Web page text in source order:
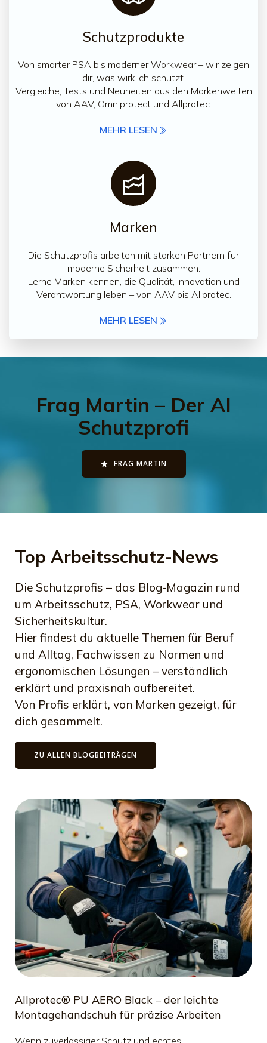
Schutzprodukte
Von smarter PSA bis moderner Workwear – wir zeigen
dir, was wirklich schützt.
Vergleiche, Tests und Neuheiten aus den Markenwelten
von AAV, Omniprotect und Allprotec.
MEHR LESEN
Marken
Die Schutzprofis arbeiten mit starken Partnern für
moderne Sicherheit zusammen.
Lerne Marken kennen, die Qualität, Innovation und
Verantwortung leben – von AAV bis Allprotec.
MEHR LESEN
Frag Martin – Der AI
Schutzprofi
FRAG MARTIN
Top Arbeitsschutz-News
Die Schutzprofis – das Blog-Magazin rund
um Arbeitsschutz, PSA, Workwear und
Sicherheitskultur.
Hier findest du aktuelle Themen für Beruf
und Alltag, Fachwissen zu Normen und
ergonomischen Lösungen – verständlich
erklärt und praxisnah aufbereitet.
Von Profis erklärt, von Marken gezeigt, für
dich gesammelt.
ZU ALLEN BLOGBEITRÄGEN
Allprotec® PU AERO Black – der leichte
Montagehandschuh für präzise Arbeiten
Wenn zuverlässiger Schutz und echtes